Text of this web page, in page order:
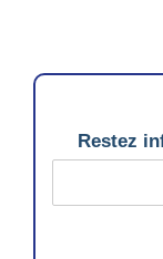
Restez